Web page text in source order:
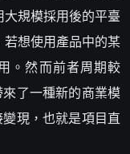
規模採用後的平臺
想使用產品中的某
。然而前者周期較
了一種新的商業模
現，也就是項目直